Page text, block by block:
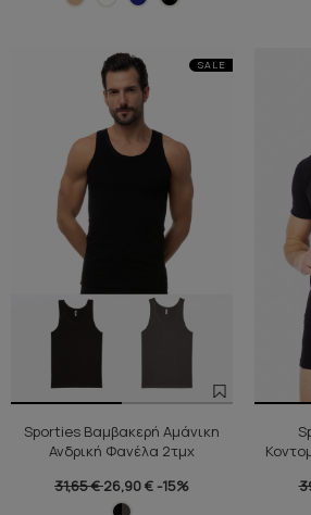
SALE
Sporties Βαμβακερή Αμάνικη
Ανδρική Φανέλα 2τμχ
31,65 €26,90 € -15%